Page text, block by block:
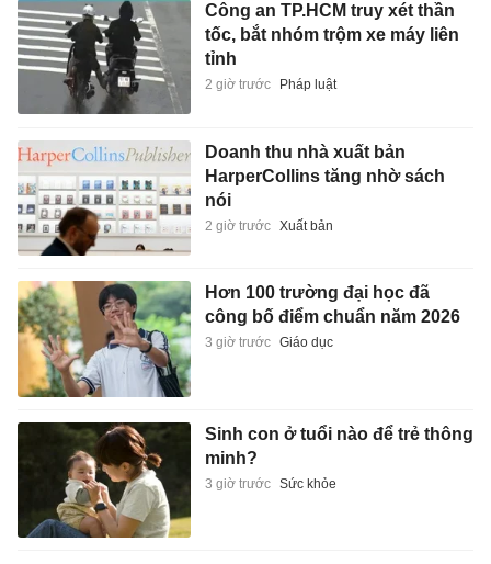
Công an TP.HCM truy xét thần
tốc, bắt nhóm trộm xe máy liên
tỉnh
2 giờ trước Pháp luật
Doanh thu nhà xuất bản
HarperCollins tăng nhờ sách
nói
2 giờ trước Xuất bản
Hơn 100 trường đại học đã
công bố điểm chuẩn năm 2026
3 giờ trước Giáo dục
Sinh con ở tuổi nào để trẻ thông
minh?
3 giờ trước Sức khỏe